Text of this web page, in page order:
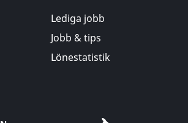
Lediga jobb
Jobb & tips
Lönestatistik